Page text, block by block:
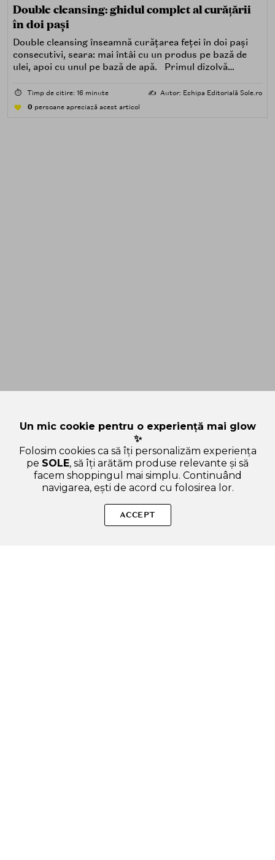
Double cleansing: ghidul complet al curățării
în doi pași
Double cleansing înseamnă curățarea feței în doi pași
consecutivi, seara: mai întâi cu un produs pe bază de
ulei, apoi cu unul pe bază de apă. Primul dizolvă
poluare. Al doilea îndepărtează impuritățile solubile în
⏱️ Timp de citire: 16 minute ✍️ Autor: Echipa Editorială Sole.ro
0 persoane apreciază acest articol
Mugwort Mask, 110 gr - Masca de fata formulata cu extract de
mugwort si pulbere de mugwort, care contribuie la calmarea
Un mic cookie pentru o experiență mai glow
✨
Folosim cookies ca să îți personalizăm experiența
pe SOLE, să îți arătăm produse relevante și să
facem shoppingul mai simplu. Continuând
navigarea, ești de acord cu folosirea lor.
ACCEPT